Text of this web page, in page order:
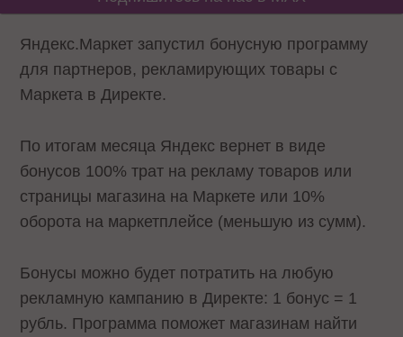
Яндекс.Маркет запустил бонусную программу
для партнеров, рекламирующих товары с
Маркета в Директе.
По итогам месяца Яндекс вернет в виде
бонусов 100% трат на рекламу товаров или
страницы магазина на Маркете или 10%
оборота на маркетплейсе (меньшую из сумм).
Бонусы можно будет потратить на любую
рекламную кампанию в Директе: 1 бонус = 1
рубль. Программа поможет магазинам найти